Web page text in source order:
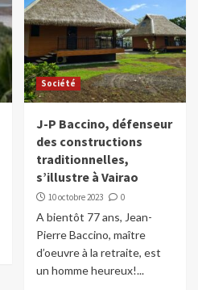
Société
J-P Baccino, défenseur
des constructions
traditionnelles,
s’illustre à Vairao
10 octobre 2023 0
A bientôt 77 ans, Jean-
Pierre Baccino, maître
d’oeuvre à la retraite, est
un homme heureux!...